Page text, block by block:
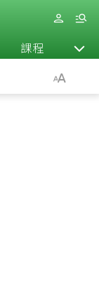
課程 退休